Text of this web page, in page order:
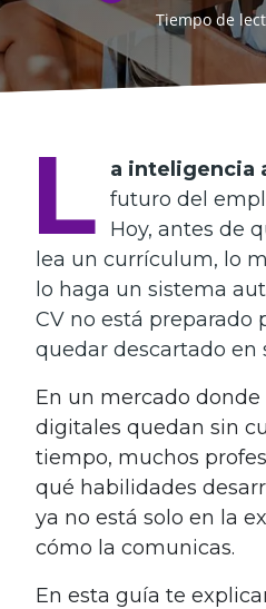
Tiempo de
L a inteligencia
futuro del
Hoy, antes de
lea un currículum, lo
lo haga un sistema
CV no está preparado
quedar descartado en
En un mercado
digitales quedan sin
tiempo, muchos
qué habilidades
ya no está solo en la
cómo la comunicas.
En esta guía te